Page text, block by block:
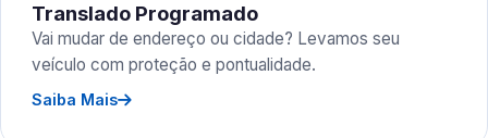
Translado Programado
Vai mudar de endereço ou cidade? Levamos seu
veículo com proteção e pontualidade.
Saiba Mais